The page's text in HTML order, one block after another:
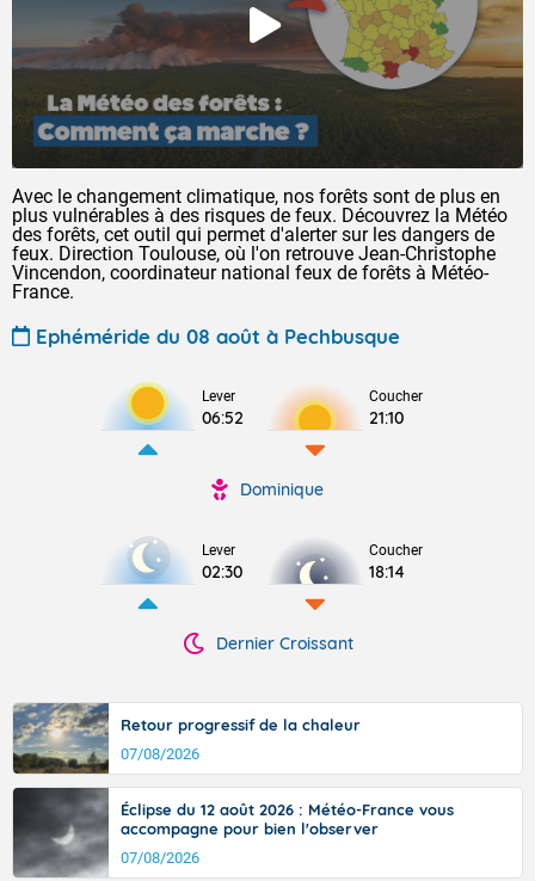
Avec le changement climatique, nos forêts sont de plus en
plus vulnérables à des risques de feux. Découvrez la Météo
des forêts, cet outil qui permet d'alerter sur les dangers de
feux. Direction Toulouse, où l'on retrouve Jean-Christophe
Vincendon, coordinateur national feux de forêts à Météo-
France.
Ephéméride du 08 août à Pechbusque
Lever
06:52
Coucher
21:10
Dominique
Lever
02:30
Coucher
18:14
Dernier Croissant
Retour progressif de la chaleur
07/08/2026
Éclipse du 12 août 2026 : Météo-France vous
accompagne pour bien l'observer
07/08/2026